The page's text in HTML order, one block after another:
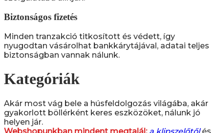
Biztonságos fizetés
Minden tranzakció titkosított és védett, így
nyugodtan vásárolhat bankkárytájával, adatai teljes
biztonságban vannak nálunk.
Kategóriák
Akár most vág bele a húsfeldolgozás világába, akár
gyakorlott böllérként keres eszközöket, nálunk jó
helyen jár.
Webshopunkban mindent megtalál: a klipszelőtőlés